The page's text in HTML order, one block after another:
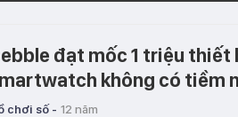
đạt mốc 1 triệu thiết
không có tiềm
chơi số - 12 năm